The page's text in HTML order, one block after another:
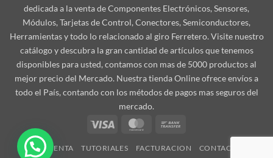
dedicada a la venta de Componentes Electrónicos, Sensores,
Módulos, Tarjetas de Control, Conectores, Semiconductores,
Herramientas y todo lo relacionado al giro Ferretero. Visite nuestro
catálogo y descubra la gran cantidad de artículos que tenemos
disponibles para usted, contamos con mas de 5000 productos al
mejor precio del Mercado. Nuestra tienda Online ofrece envíos a
todo el País, contando con los métodos de pagos mas seguros del
mercado.
Visa
MasterCard
MI CUENTA TUTORIALES FACTURACION CONTACTO